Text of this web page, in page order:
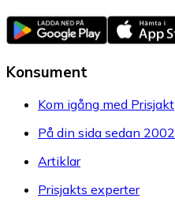
Konsument
Kom igång med Prisjakt
På din sida sedan 2002
Artiklar
Prisjakts experter